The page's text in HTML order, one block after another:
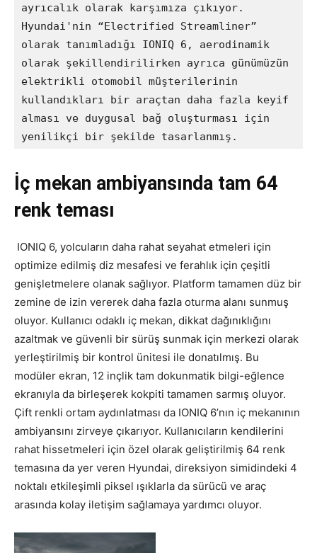
ayrıcalık olarak karşımıza çıkıyor.
Hyundai'nin “Electrified Streamliner”
olarak tanımladığı IONIQ 6, aerodinamik
olarak şekillendirilirken ayrıca günümüzün
elektrikli otomobil müşterilerinin
kullandıkları bir araçtan daha fazla keyif
alması ve duygusal bağ oluşturması için
yenilikçi bir şekilde tasarlanmış.
İç mekan ambiyansında tam 64
renk teması
IONIQ 6, yolcuların daha rahat seyahat etmeleri için
optimize edilmiş diz mesafesi ve ferahlık için çeşitli
genişletmelere olanak sağlıyor. Platform tamamen düz bir
zemine de izin vererek daha fazla oturma alanı sunmuş
oluyor. Kullanıcı odaklı iç mekan, dikkat dağınıklığını
azaltmak ve güvenli bir sürüş sunmak için merkezi olarak
yerleştirilmiş bir kontrol ünitesi ile donatılmış. Bu
modüler ekran, 12 inçlik tam dokunmatik bilgi-eğlence
ekranıyla da birleşerek kokpiti tamamen sarmış oluyor.
Çift renkli ortam aydınlatması da IONIQ 6’nın iç mekanının
ambiyansını zirveye çıkarıyor. Kullanıcıların kendilerini
rahat hissetmeleri için özel olarak geliştirilmiş 64 renk
temasına da yer veren Hyundai, direksiyon simidindeki 4
noktalı etkileşimli piksel ışıklarla da sürücü ve araç
arasında kolay iletişim sağlamaya yardımcı oluyor.